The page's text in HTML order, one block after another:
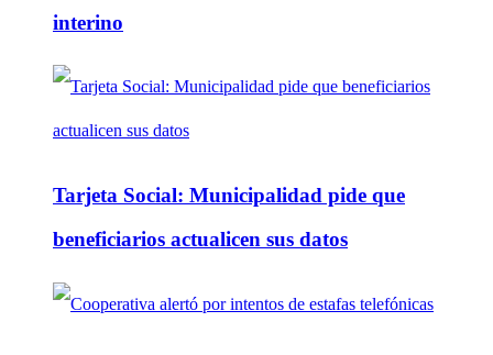
interino
Tarjeta Social: Municipalidad pide que
beneficiarios actualicen sus datos